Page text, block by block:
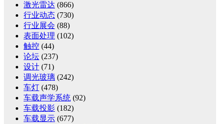
激光雷达 (866)
行业动态 (730)
行业展会 (88)
表面处理 (102)
触控 (44)
论坛 (237)
设计 (71)
调光玻璃 (242)
车灯 (478)
车载声学系统 (92)
车载投影 (182)
车载显示 (677)